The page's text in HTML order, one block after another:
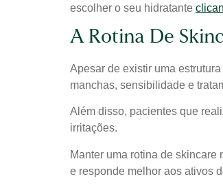
escolher o seu hidratante
A Rotina De
Apesar de existir uma
manchas, sensibilidade e
Além disso, pacientes que
irritações.
Manter uma rotina de
e responde melhor aos ativos